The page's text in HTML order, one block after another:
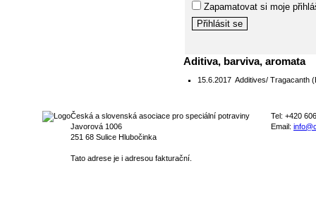
Zapamatovat si moje
Aditiva, barviva, aromata
15.6.2017 Additives/ Tragacanth
Česká a slovenská asociace pro speciální potraviny
Javorová 1006
251 68 Sulice Hlubočinka
Tato adrese je i adresou fakturační.
Tel: +420
Email: